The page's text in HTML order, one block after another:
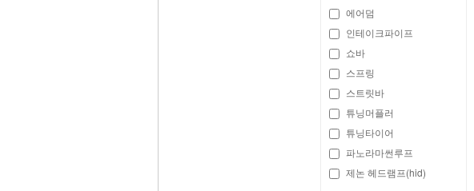
에어덤
인테이크파이프
쇼바
스프링
스트릿바
튜닝머플러
튜닝타이어
파노라마썬루프
제논 헤드램프(hid)